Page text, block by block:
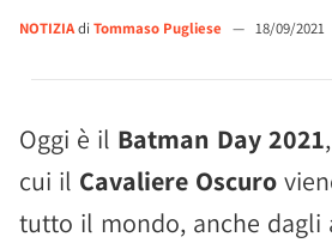
NOTIZIAdi Tommaso Pugliese — 18/09/2021
Oggi è il Batman Day 2021
cui il Cavaliere Oscuro
tutto il mondo, anche dagli